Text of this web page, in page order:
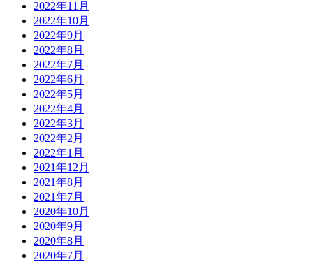
2022年11月
2022年10月
2022年9月
2022年8月
2022年7月
2022年6月
2022年5月
2022年4月
2022年3月
2022年2月
2022年1月
2021年12月
2021年8月
2021年7月
2020年10月
2020年9月
2020年8月
2020年7月